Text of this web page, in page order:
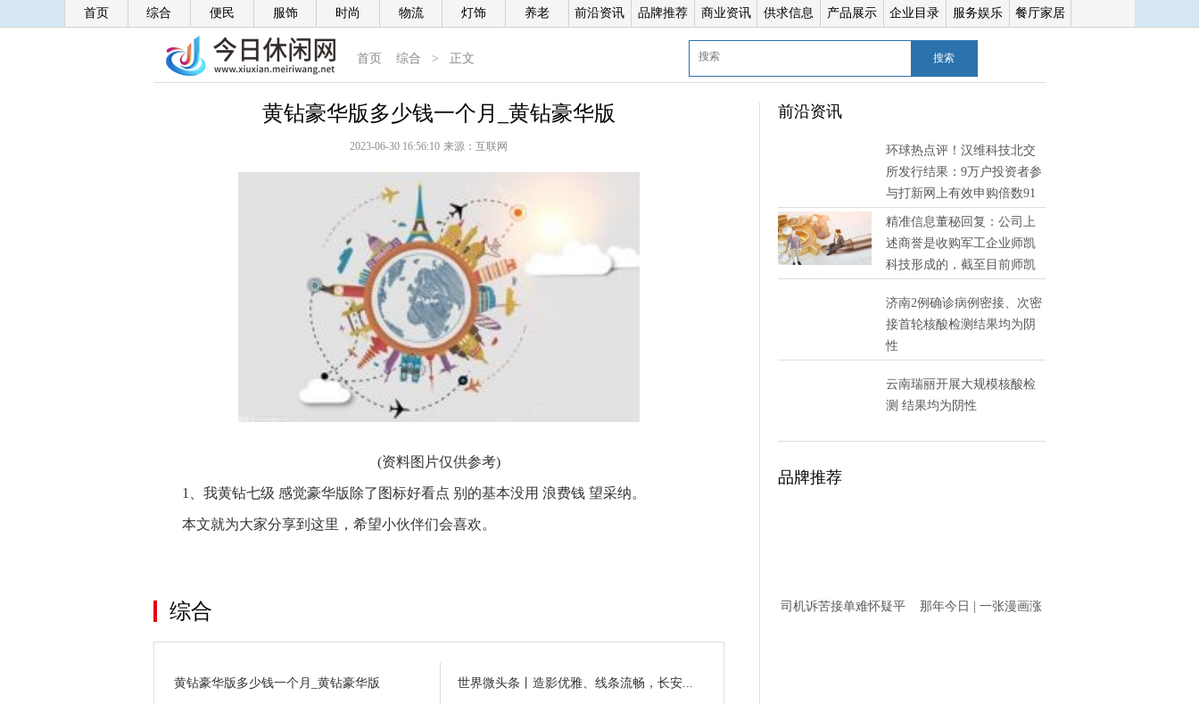
首页 综合 便民 服饰 时尚 物流 灯饰 养老 前沿资讯 品牌推荐 商业资讯 供求信息 产品展示 企业目录 服务娱乐 餐厅家居
首页 综合 > 正文 搜索
黄钻豪华版多少钱一个月_黄钻豪华版
2023-06-30 16:56:10 来源： 互联网
(资料图片仅供参考)
1、我黄钻七级 感觉豪华版除了图标好看点 别的基本没用 浪费钱 望采纳。
本文就为大家分享到这里，希望小伙伴们会喜欢。
综合
黄钻豪华版多少钱一个月_黄钻豪华版 世界微头条丨造影优雅、线条流畅，长安...
前沿资讯
环球热点评！汉维科技北交
所发行结果：9万户投资者参
与打新网上有效申购倍数91
倍
精准信息董秘回复：公司上
述商誉是收购军工企业师凯
科技形成的，截至目前师凯
济南2例确诊病例密接、次密
接首轮核酸检测结果均为阴
性
云南瑞丽开展大规模核酸检
测 结果均为阴性
品牌推荐
司机诉苦接单难怀疑平
那年今日 | 一张漫画涨